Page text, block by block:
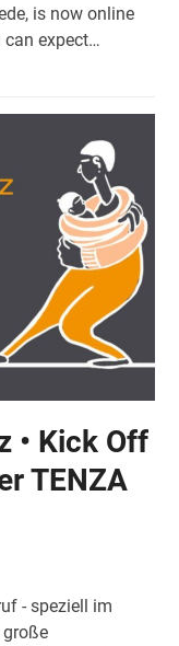
is now online
can expect…
• Kick Off
TENZA
- speziell im
große